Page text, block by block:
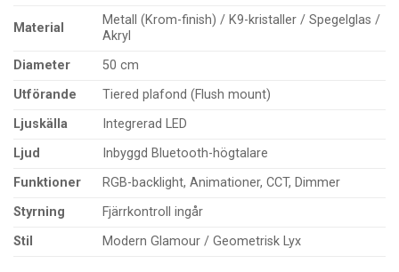
Material
Metall (Krom-finish) / K9-kristaller / Spegelglas /
Akryl
Diameter
50 cm
Utförande
Tiered plafond (Flush mount)
Ljuskälla
Integrerad LED
Ljud
Inbyggd Bluetooth-högtalare
Funktioner
RGB-backlight, Animationer, CCT, Dimmer
Styrning
Fjärrkontroll ingår
Stil
Modern Glamour / Geometrisk Lyx